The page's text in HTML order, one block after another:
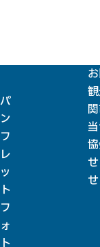
パ
ン
フ
レ
ッ
ト
フ
ォ